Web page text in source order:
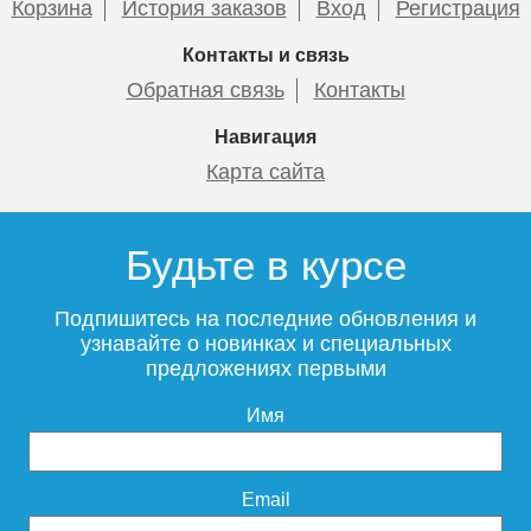
117 417
внутрипольный
78 925
Подробнее
внутрипольный
79 871
Подробнее
ITTBZ.190.400.3700
Подробнее Подробнее
5 150
Корзина История заказов Вход Регистрация
Контакты и связь
Обратная связь Контакты
Навигация
Карта сайта
Будьте в курсе
Подпишитесь на последние обновления и
узнавайте о новинках и специальных
предложениях первыми
Имя
Email